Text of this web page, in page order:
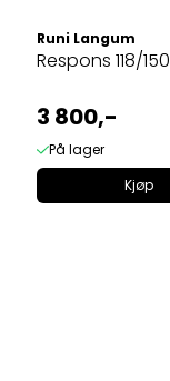
Runi Langum
Respons 118/150
3 800,-
På lager
Kjøp